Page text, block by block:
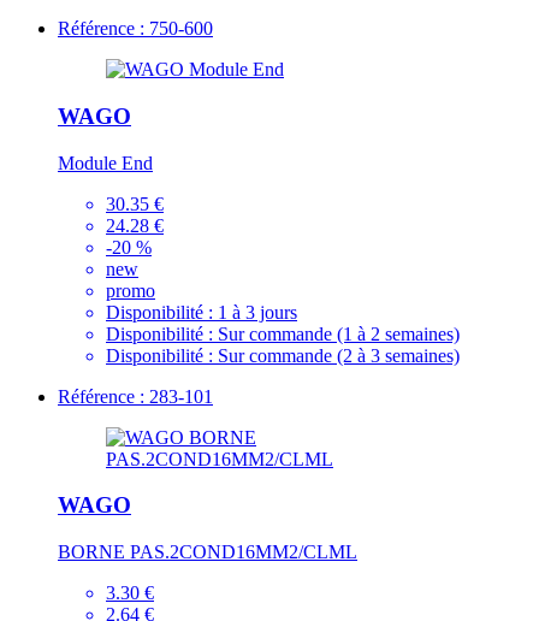
Référence : 750-600
WAGO
Module End
30.35 €
24.28 €
-20 %
new
promo
Disponibilité : 1 à 3 jours
Disponibilité : Sur commande (1 à 2 semaines)
Disponibilité : Sur commande (2 à 3 semaines)
Référence : 283-101
WAGO
BORNE PAS.2COND16MM2/CLML
3.30 €
2.64 €